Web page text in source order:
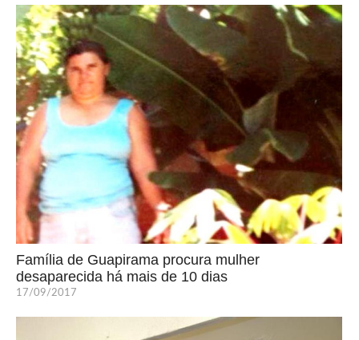
Família de Guapirama procura mulher
desaparecida há mais de 10 dias
17/09/2017